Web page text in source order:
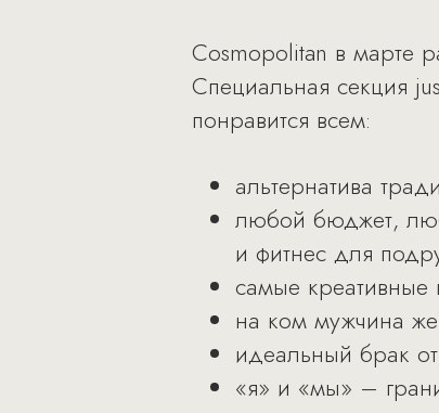
Cosmopolitan в марте
Специальная секция
понравится всем:
альтернатива
любой бюджет,
и фитнес для
самые
на ком мужчина
идеальный брак
«я» и «мы» –